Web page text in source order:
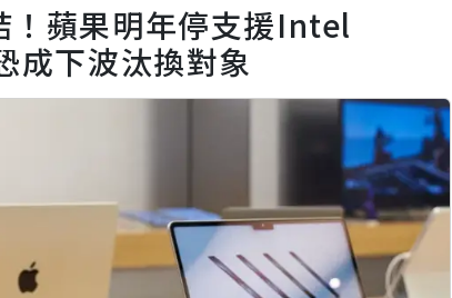
！蘋果明年停支援Intel
下波汰換對象